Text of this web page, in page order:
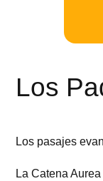
Los
Los pasajes
La Catena